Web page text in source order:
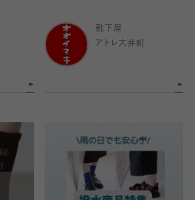
靴下屋
アトレ大井町